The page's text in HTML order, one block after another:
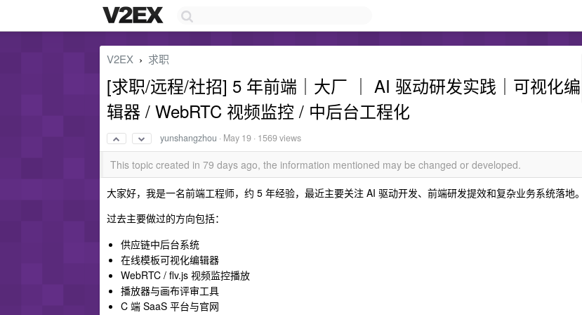
V2EX › 求职
[求职/远程/社招] 5 年前端｜大厂 ｜ AI 驱动研发实践｜可视化编
辑器 / WebRTC 视频监控 / 中后台工程化
yunshangzhou · May 19 · 1569 views
This topic created in 79 days ago, the information mentioned may be changed or developed.
大家好，我是一名前端工程师，约 5 年经验，最近主要关注 AI 驱动开发、前端研发提效和复杂业务系统落地。
过去主要做过的方向包括：
供应链中后台系统
在线模板可视化编辑器
WebRTC / flv.js 视频监控播放
播放器与画布评审工具
C 端 SaaS 平台与官网